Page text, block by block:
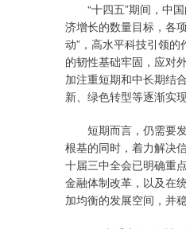
“十四五”期间，中国
济增长的数量目标，各
动”，高水平科技引领
的韧性基础牢固，应对
加注重短期和中长期结
新、绿色转型等逐渐实
短期而言，仍需要发
根基的同时，着力解决
十届三中全会已明确重
金融体制改革，以及在
加均衡的发展空间，并